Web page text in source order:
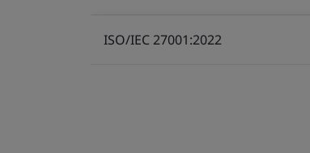
ISO/IEC 27001:2022